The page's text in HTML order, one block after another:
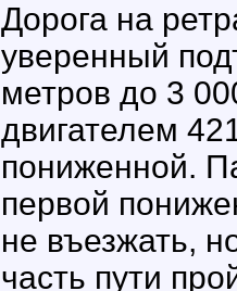
Дорога на
уверенный
метров до 3
двигателем
пониженной.
первой
не въезжать,
часть пути